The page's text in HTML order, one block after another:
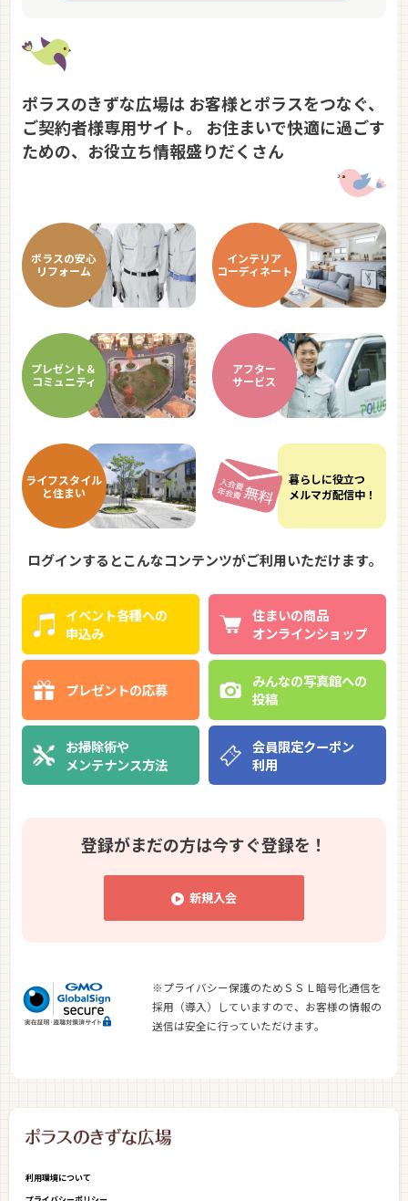
ポラスのきずな広場はお客様とポラスをつなぐ、
ご契約者様専用サイト。
お住まいで快適に過ごす
ための、お役立ち情報盛りだくさん
ポラスの安心
リフォーム
インテリア
コーディネート
プレゼント＆
コミュニティ
アフター
サービス
ライフスタイル
と住まい
暮らしに役立つ
メルマガ配信中！
ログインするとこんなコンテンツがご利用いただけます。
イベント各種への
申込み
住まいの商品
オンラインショップ
プレゼントの応募
みんなの写真館への
投稿
お掃除術や
メンテナンス方法
会員限定クーポン
利用
登録がまだの方は今すぐ登録を！
新規入会
※プライバシー保護のためＳＳＬ暗号化通信を
採用（導入）していますので、お客様の情報の
送信は安全に行っていただけます。
利用環境について